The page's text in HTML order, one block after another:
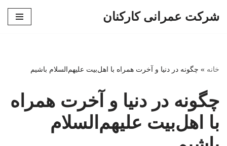
شرکت عمرانی کارکنان
خانه » چگونه در دنیا و آخرت همراه با اهل‌بیت علیهم‌السلام باشیم
چگونه در دنیا و آخرت همراه
با اهل‌بیت علیهم‌السلام